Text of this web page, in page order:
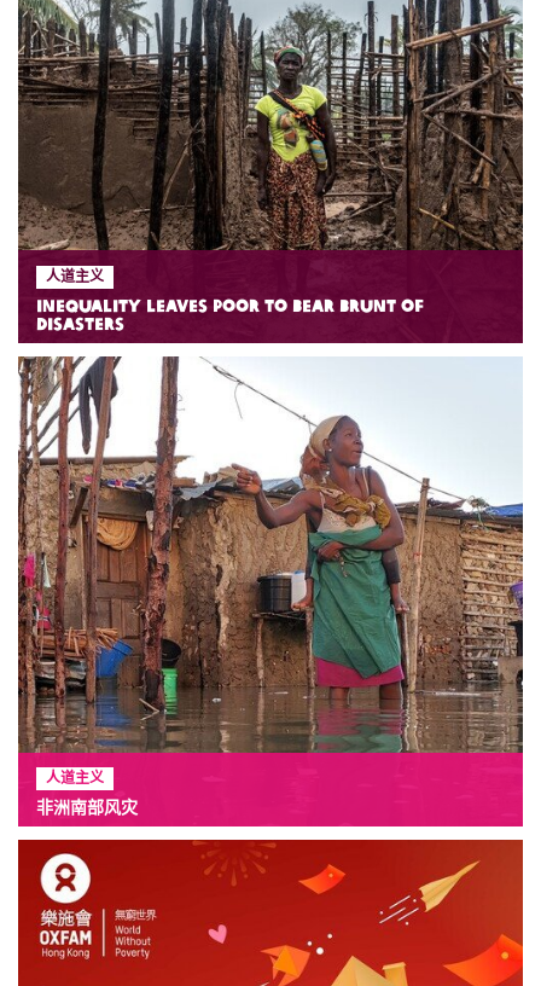
人道主义
Inequality leaves poor to bear brunt of
disasters
人道主义
非洲南部风灾